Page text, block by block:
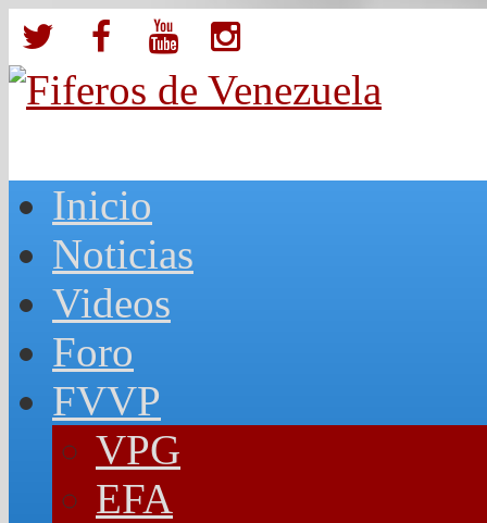
Inicio
Noticias
Videos
Foro
FVVP
VPG
EFA